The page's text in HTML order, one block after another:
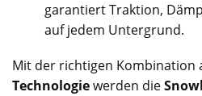
garantiert Traktion,
auf jedem Untergrund.
Mit der richtigen Kombination
Technologiewerden die